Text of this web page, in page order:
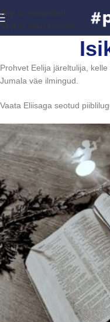
Skip to navigation
Skip to main content
Prohvet Eelija järeltulija,
Jumala väe ilmingud.
Vaata Eliisaga seotud